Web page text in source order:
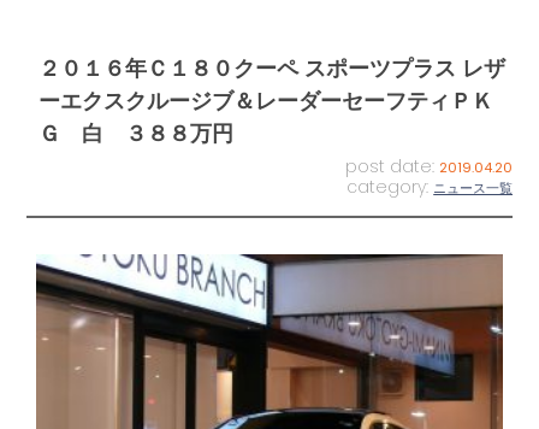
２０１６年Ｃ１８０クーペ スポーツプラス レザ
ーエクスクルージブ＆レーダーセーフティＰＫ
Ｇ 白 ３８８万円
post date: 2019.04.20
category: ニュース一覧